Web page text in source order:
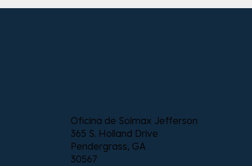
Oficina de Solmax Jefferson
365 S. Holland Drive
Pendergrass, GA
30567